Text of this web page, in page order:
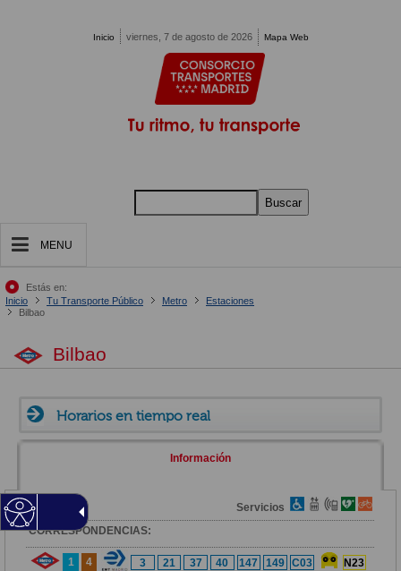
Inicio viernes, 7 de agosto de 2026 Mapa Web
Buscar
MENU
Estás en:
Inicio
Tu Transporte Público Metro
Estaciones
Bilbao
Bilbao
Horarios en tiempo real
Información
Zona
Servicios
CORRESPONDENCIAS:
1 4 3 21 37 40 147 149 C03 N23